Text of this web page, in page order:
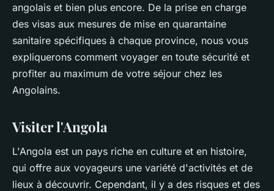
angolais et bien plus encore. De la prise en charge
des visas aux mesures de mise en quarantaine
sanitaire spécifiques à chaque province, nous vous
expliquerons comment voyager en toute sécurité et
profiter au maximum de votre séjour chez les
Angolains.
Visiter l'Angola
L'Angola est un pays riche en culture et en histoire,
qui offre aux voyageurs une variété d'activités et de
lieux à découvrir. Cependant, il y a des risques et des